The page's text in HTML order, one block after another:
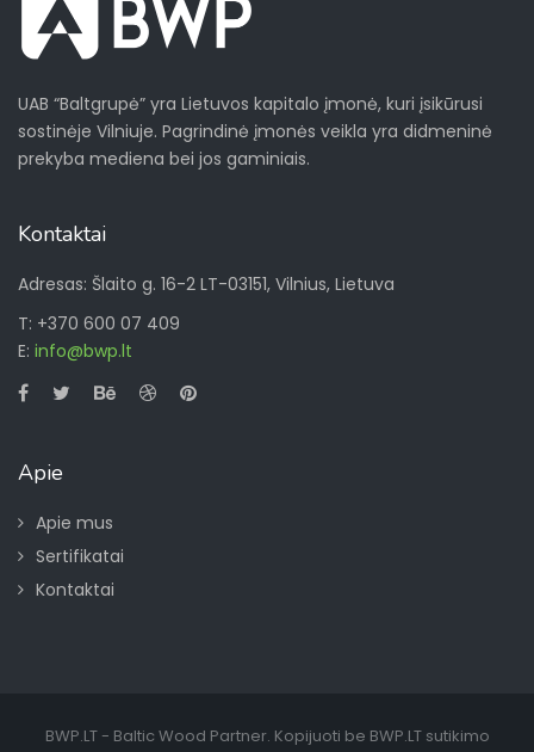
UAB “Baltgrupė” yra Lietuvos kapitalo įmonė, kuri įsikūrusi
sostinėje Vilniuje. Pagrindinė įmonės veikla yra didmeninė
prekyba mediena bei jos gaminiais.
Kontaktai
Adresas: Šlaito g. 16-2 LT-03151, Vilnius, Lietuva
T: +370 600 07 409
E: info@bwp.lt
Apie
Apie mus
Sertifikatai
Kontaktai
BWP.LT - Baltic Wood Partner. Kopijuoti be BWP.LT sutikimo